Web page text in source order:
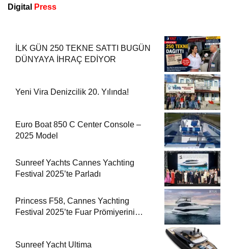
Digital Press
İLK GÜN 250 TEKNE SATTI BUGÜN
DÜNYAYA İHRAÇ EDİYOR
Yeni Vira Denizcilik 20. Yılında!
Euro Boat 850 C Center Console –
2025 Model
Sunreef Yachts Cannes Yachting
Festival 2025’te Parladı
Princess F58, Cannes Yachting
Festival 2025’te Fuar Prömiyerini
Sunreef Yacht Ultima